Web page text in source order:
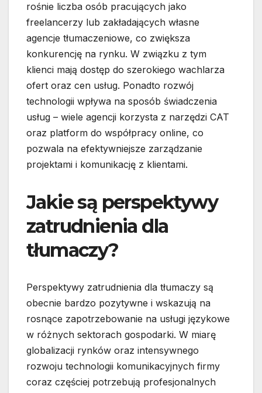
rośnie liczba osób pracujących jako
freelancerzy lub zakładających własne
agencje tłumaczeniowe, co zwiększa
konkurencję na rynku. W związku z tym
klienci mają dostęp do szerokiego wachlarza
ofert oraz cen usług. Ponadto rozwój
technologii wpływa na sposób świadczenia
usług – wiele agencji korzysta z narzędzi CAT
oraz platform do współpracy online, co
pozwala na efektywniejsze zarządzanie
projektami i komunikację z klientami.
Jakie są perspektywy
zatrudnienia dla
tłumaczy?
Perspektywy zatrudnienia dla tłumaczy są
obecnie bardzo pozytywne i wskazują na
rosnące zapotrzebowanie na usługi językowe
w różnych sektorach gospodarki. W miarę
globalizacji rynków oraz intensywnego
rozwoju technologii komunikacyjnych firmy
coraz częściej potrzebują profesjonalnych